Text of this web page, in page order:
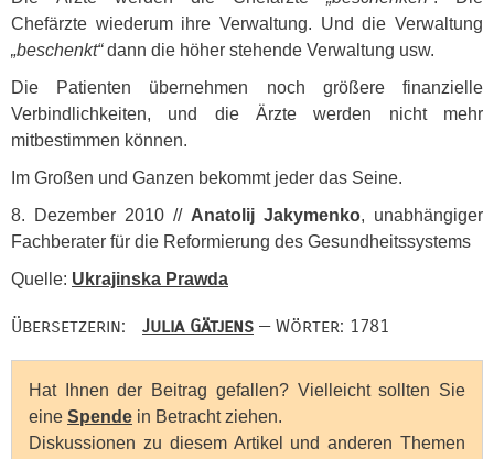
Chefärzte wiederum ihre Verwaltung. Und die Verwaltung
„beschenkt“dann die höher stehende Verwaltung usw.
Die Patienten übernehmen noch größere finanzielle
Verbindlichkeiten, und die Ärzte werden nicht mehr
mitbestimmen können.
Im Großen und Ganzen bekommt jeder das Seine.
8. Dezember 2010 // Anatolij Jakymenko, unabhängiger
Fachberater für die Reformierung des Gesundheitssystems
Quelle: Ukrajinska Prawda
Übersetzerin: Julia Gätjens — Wörter: 1781
Hat Ihnen der Beitrag gefallen? Vielleicht sollten Sie
eine Spende in Betracht ziehen.
Diskussionen zu diesem Artikel und anderen Themen